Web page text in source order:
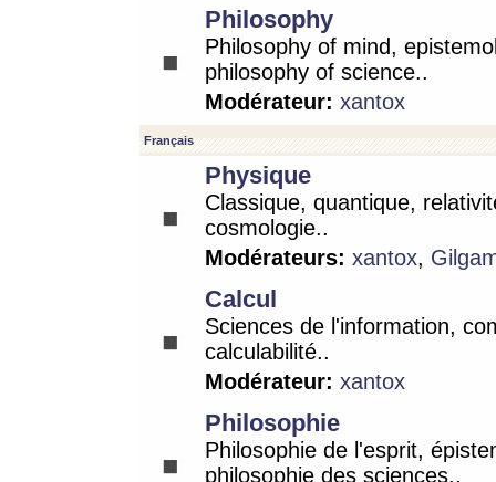
Philosophy
Philosophy of mind,
philosophy of science..
Modérateur: xantox
Français
Physique
Classique, quantique,
cosmologie..
Modérateurs: xantox,
Calcul
Sciences de l'information,
calculabilité..
Modérateur: xantox
Philosophie
Philosophie de l'esprit,
philosophie des sciences..